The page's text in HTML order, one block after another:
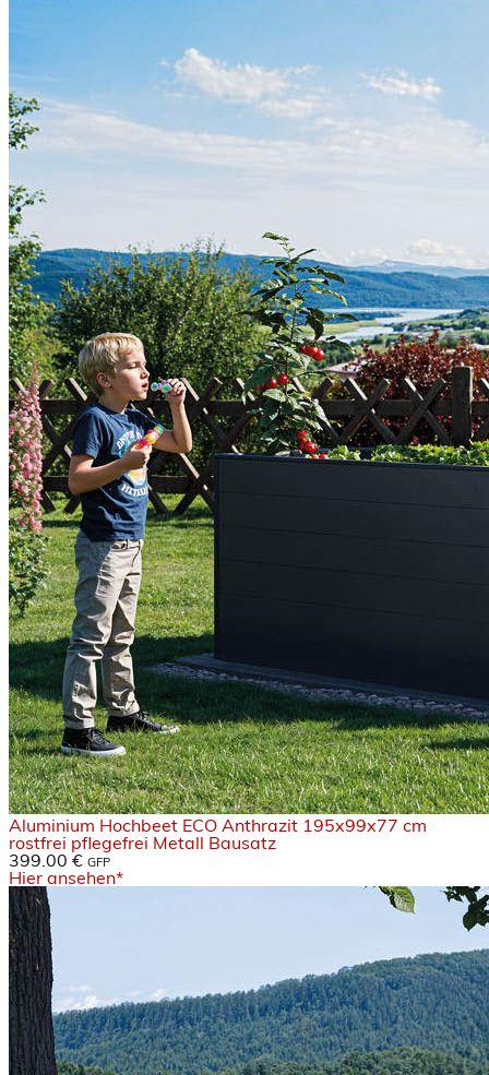
Aluminium Hochbeet ECO Anthrazit 195x99x77 cm
rostfrei pflegefrei Metall Bausatz
399.00 € GFP
Hier ansehen*